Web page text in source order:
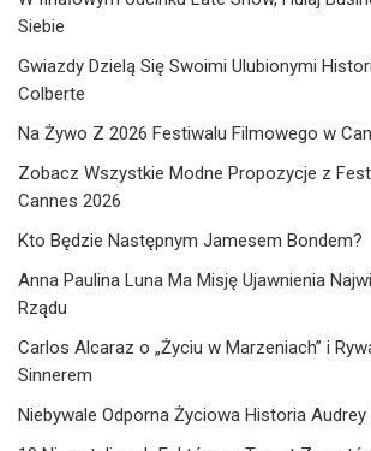
Siebie
Gwiazdy Dzielą Się Swoimi Ulubionymi
Colberte
Na Żywo Z 2026 Festiwalu Filmowego w
Zobacz Wszystkie Modne Propozycje z
Cannes 2026
Kto Będzie Następnym Jamesem Bondem?
Anna Paulina Luna Ma Misję Ujawnienia
Rządu
Carlos Alcaraz o „Życiu w Marzeniach” i
Sinnerem
Niebywale Odporna Życiowa Historia Audrey